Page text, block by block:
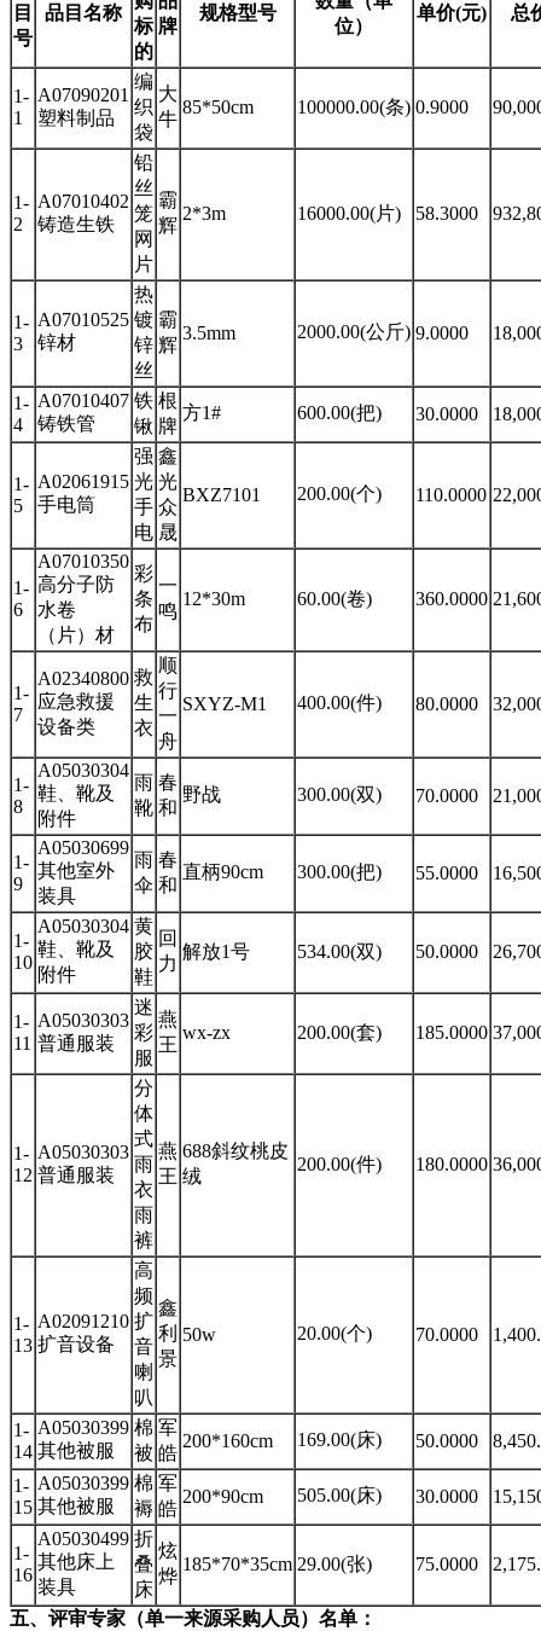
目
号
品目名称
标
的
牌
规格型号
位）
单价(元) 总
1-
1
A07090201
塑料制品
编
织
袋
大
牛
85*50cm 100000.00(条) 0.9000
1-
2
A07010402
铸造生铁
铅
丝
笼
网
片
霸
辉
2*3m 16000.00(片) 58.3000
1-
3
A07010525
锌材
热
镀
锌
丝
霸
辉
3.5mm 2000.00(公斤) 9.0000
1-
4
A07010407
铸铁管
铁
锹
根
牌
方1# 600.00(把) 30.0000
1-
5
A02061915
手电筒
强
光
手
电
鑫
光
众
晟
BXZ7101 200.00(个) 110.0000
1-
6
A07010350
高分子防
水卷
（片）材
彩
条
布
一
鸣
12*30m 60.00(卷) 360.0000
1-
7
A02340800
应急救援
设备类
救
生
衣
顺
行
一
舟
SXYZ-M1 400.00(件) 80.0000
1-
8
A05030304
鞋、靴及
附件
雨
靴
春
和
野战 300.00(双) 70.0000
1-
9
A05030699
其他室外
装具
雨
伞
春
和
直柄90cm 300.00(把) 55.0000
1-
10
A05030304
鞋、靴及
附件
黄
胶
鞋
回
力
解放1号 534.00(双) 50.0000
1-
11
A05030303
普通服装
迷
彩
服
燕
王
wx-zx 200.00(套) 185.0000
1-
12
A05030303
普通服装
分
体
式
雨
衣
雨
裤
燕
王
688斜纹桃皮
绒
200.00(件) 180.0000
1-
13
A02091210
扩音设备
高
频
扩
音
喇
叭
鑫
利
景
50w 20.00(个) 70.0000
1-
14
A05030399
其他被服
棉
被
军
皓
200*160cm 169.00(床) 50.0000
1-
15
A05030399
其他被服
棉
褥
军
皓
200*90cm 505.00(床) 30.0000
1-
16
A05030499
其他床上
装具
折
叠
床
炫
烨
185*70*35cm 29.00(张) 75.0000
五、评审专家（单一来源采购人员）名单：